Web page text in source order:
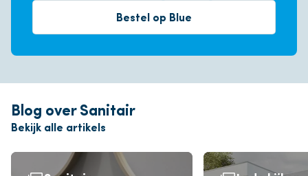
Bestel op Blue
Blog over Sanitair
Bekijk alle artikels